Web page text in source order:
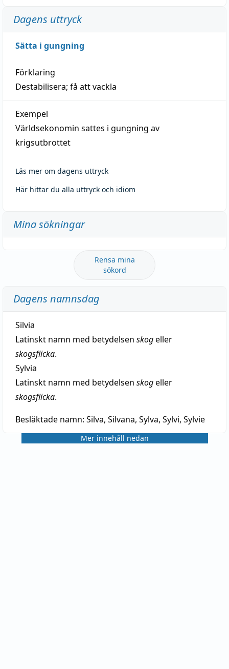
Dagens uttryck
Sätta i gungning
Förklaring
Destabilisera; få att vackla
Exempel
Världsekonomin sattes i gungning av
krigsutbrottet
Läs mer om dagens uttryck
Här hittar du alla uttryck och idiom
Mina sökningar
Rensa mina
sökord
Dagens namnsdag
Silvia
Latinskt namn med betydelsen skogeller
skogsflicka.
Sylvia
Latinskt namn med betydelsen skogeller
skogsflicka.
Besläktade namn: Silva, Silvana, Sylva, Sylvi, Sylvie
Mer innehåll nedan